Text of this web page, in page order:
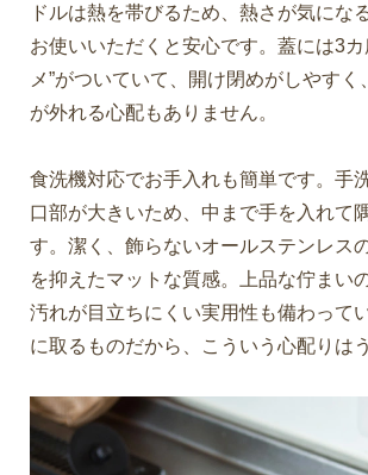
ドルは熱を帯びるため、熱さが気にな
お使いいただくと安心です。蓋には3カ
メ”がついていて、開け閉めがしやす
が外れる心配もありません。
食洗機対応でお手入れも簡単です。手
口部が大きいため、中まで手を入れて
す。潔く、飾らないオールステンレス
を抑えたマットな質感。上品な佇まい
汚れが目立ちにくい実用性も備わって
に取るものだから、こういう心配りは